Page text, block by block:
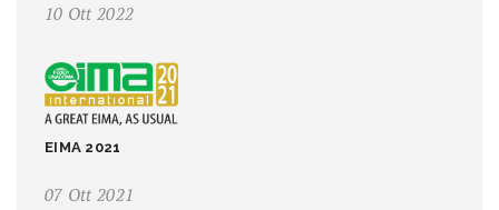
10 Ott 2022
EIMA 2021
07 Ott 2021